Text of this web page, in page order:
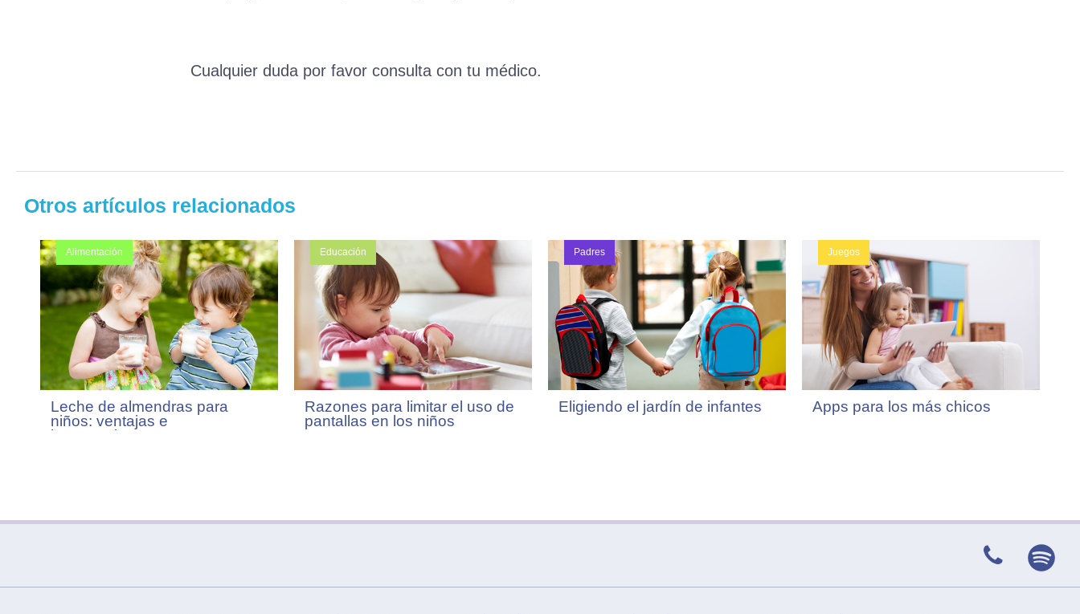
Cualquier duda por favor consulta con tu médico.
Otros artículos relacionados
Alimentación
Leche de almendras para
niños: ventajas e
inconvenientes
Educación
Razones para limitar el uso de
pantallas en los niños
Padres
Eligiendo el jardín de infantes
Juegos
Apps para los más chicos